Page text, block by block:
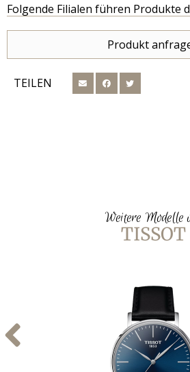
Folgende Filialen führen Produkte
Produkt
TEILEN
Weitere Modelle
TISSOT